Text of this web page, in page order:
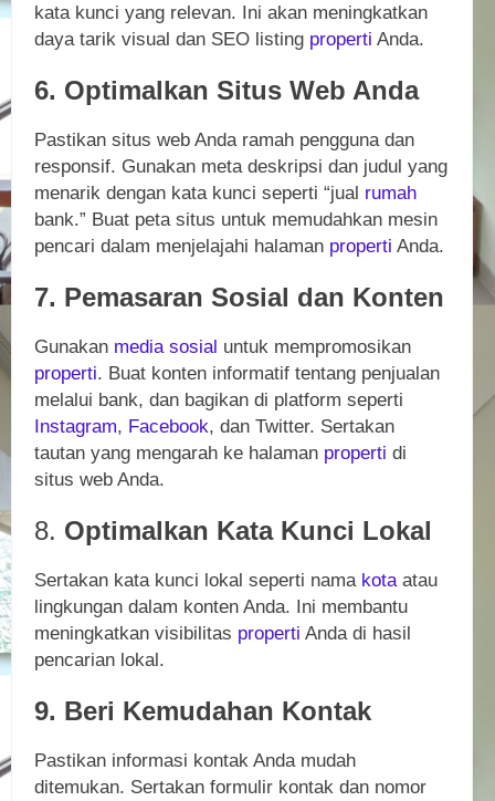
kata kunci yang relevan. Ini akan meningkatkan
daya tarik visual dan SEO listing properti Anda.
6. Optimalkan Situs Web Anda
Pastikan situs web Anda ramah pengguna dan
responsif. Gunakan meta deskripsi dan judul yang
menarik dengan kata kunci seperti “jual rumah
bank.” Buat peta situs untuk memudahkan mesin
pencari dalam menjelajahi halaman properti Anda.
7. Pemasaran Sosial dan Konten
Gunakan media sosial untuk mempromosikan
properti. Buat konten informatif tentang penjualan
melalui bank, dan bagikan di platform seperti
Instagram, Facebook, dan Twitter. Sertakan
tautan yang mengarah ke halaman properti di
situs web Anda.
8. Optimalkan Kata Kunci Lokal
Sertakan kata kunci lokal seperti nama kota atau
lingkungan dalam konten Anda. Ini membantu
meningkatkan visibilitas properti Anda di hasil
pencarian lokal.
9. Beri Kemudahan Kontak
Pastikan informasi kontak Anda mudah
ditemukan. Sertakan formulir kontak dan nomor